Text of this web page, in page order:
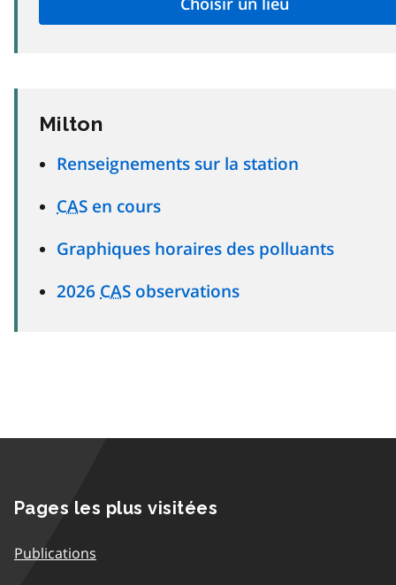
Milton
Renseignements sur la station
CAS en cours
Graphiques horaires des polluants
2026 CAS observations
Pages les plus visitées
Publications